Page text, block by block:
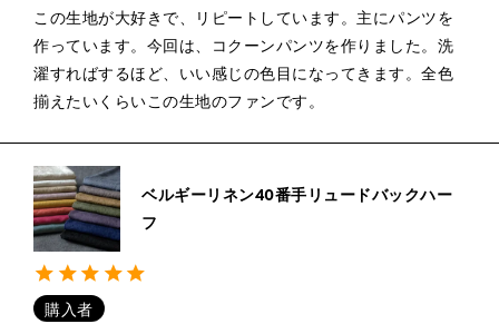
この生地が大好きで、リピートしています。主にパンツを
作っています。今回は、コクーンパンツを作りました。洗
濯すればするほど、いい感じの色目になってきます。全色
揃えたいくらいこの生地のファンです。
ベルギーリネン40番手リュードバックハー
フ
購入者